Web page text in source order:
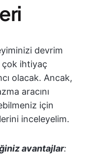
devrim
çok ihtiyaç
olacak. Ancak,
aracını
için
inceleyelim.
avantajlar: